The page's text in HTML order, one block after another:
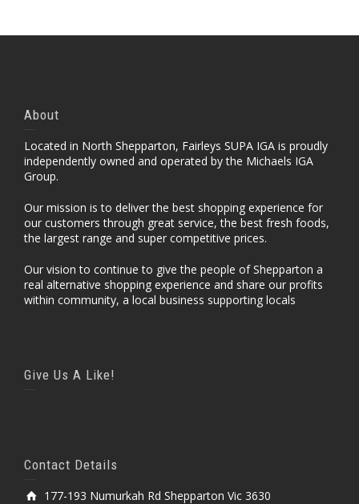
About
Located in North Shepparton, Fairleys SUPA IGA is proudly
independently owned and operated by the Michaels IGA
Group.
Our mission is to deliver the best shopping experience for
our customers through great service, the best fresh foods,
the largest range and super competitive prices.
Our vision to continue to give the people of Shepparton a
real alternative shopping experience and share our profits
within community, a local business supporting locals
Give Us A Like!
Contact Details
177-193 Numurkah Rd Shepparton Vic 3630